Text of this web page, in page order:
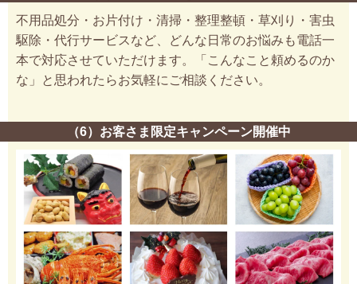
不用品処分・お片付け・清掃・整理整頓・草刈り・害虫
駆除・代行サービスなど、どんな日常のお悩みも電話一
本で対応させていただけます。「こんなこと頼めるのか
な」と思われたらお気軽にご相談ください。
（6）お客さま限定キャンペーン開催中